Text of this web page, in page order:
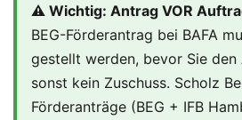
⚠️ Wichtig: Antrag VOR
BEG-Förderantrag bei BAFA
gestellt werden, bevor Sie
sonst kein Zuschuss. Scholz
Förderanträge (BEG + IFB